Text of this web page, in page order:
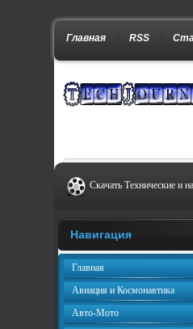
Главная RSS
Скачать Технические и
Навигация
Главная
Авиация и Космонавтика
Авто-Мото